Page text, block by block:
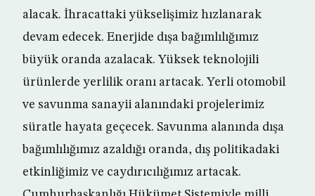
alacak. İhracattaki yükselişimiz hızlanarak
devam edecek. Enerjide dışa bağımlılığımız
büyük oranda azalacak. Yüksek teknolojili
ürünlerde yerlilik oranı artacak. Yerli otomobil
ve savunma sanayii alanındaki projelerimiz
süratle hayata geçecek. Savunma alanında dışa
bağımlılığımız azaldığı oranda, dış politikadaki
etkinliğimiz ve caydırıcılığımız artacak.